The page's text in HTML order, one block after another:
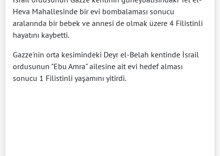
Heva Mahallesinde bir evi bombalaması sonucu
aralarında bir bebek ve annesi de olmak üzere 4 Filistinli
hayatını kaybetti.
Gazze'nin orta kesimindeki Deyr el-Belah kentinde İsrail
ordusunun "Ebu Amra" ailesine ait evi hedef alması
sonucu 1 Filistinli yaşamını yitirdi.